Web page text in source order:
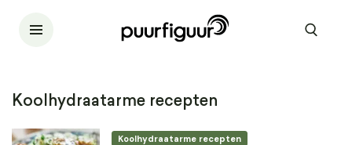
Koolhydraatarme recepten
Koolhydraatarme recepten